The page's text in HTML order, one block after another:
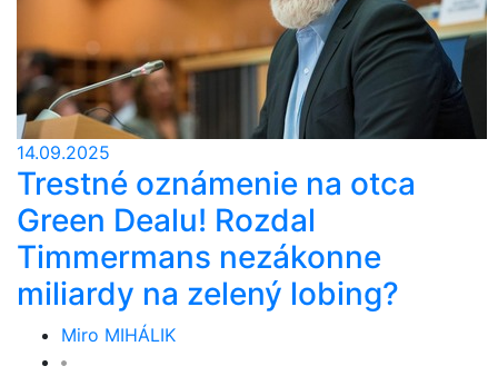
14.09.2025
Trestné oznámenie na otca
Green Dealu! Rozdal
Timmermans nezákonne
miliardy na zelený lobing?
Miro MIHÁLIK